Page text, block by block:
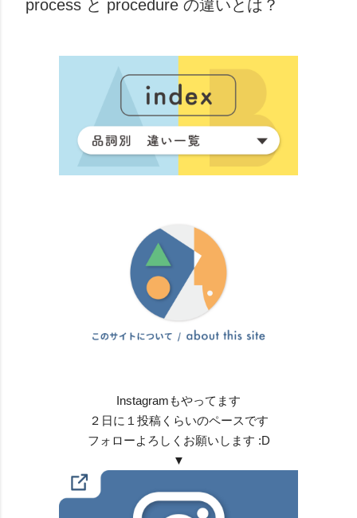
process と procedure の違いとは？
Instagramもやってます
２日に１投稿くらいのペースです
フォローよろしくお願いします :D
▼